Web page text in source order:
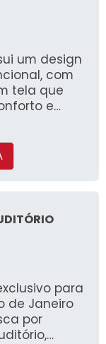
um design
com
tela que
e
para
de Janeiro
por